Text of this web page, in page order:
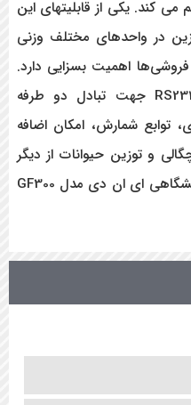
کند. یکی از قابلیتهای این
در واحدهای مختلف وزنی
اهمیت بسزایی دارد.
تعبیه رابط استاندارد دو طرفه RS232 جهت تبادل دو طرفه
توابع شمارش، امکان اضافه
و توزین حیوانات از دیگر
ویژگیهای حائز اهمیت ترازوی آزمایشگاهی ای ان دی مدل GF300